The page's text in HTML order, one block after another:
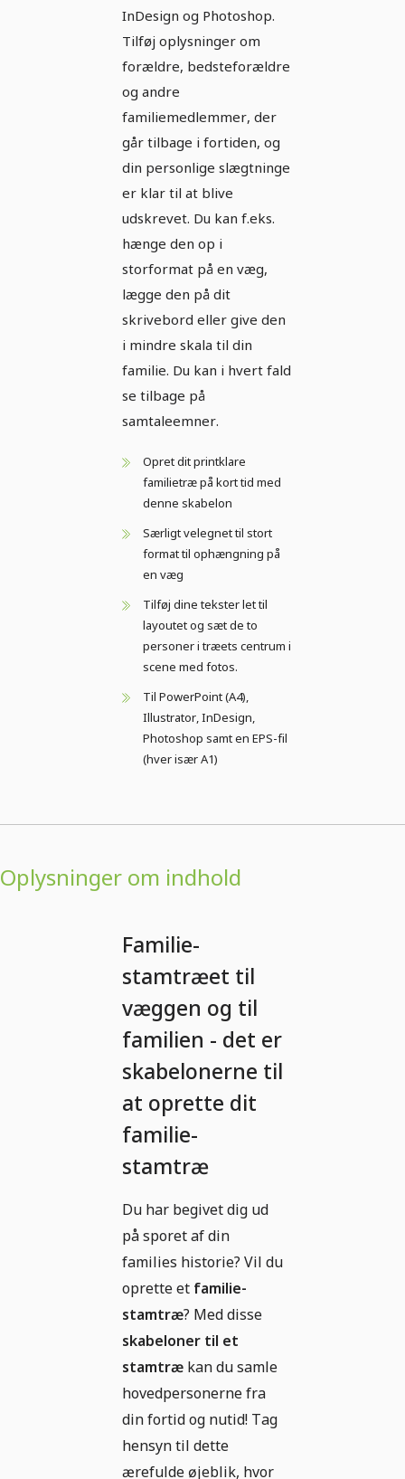
InDesign og Photoshop.
Tilføj oplysninger om
forældre, bedsteforældre
og andre
familiemedlemmer, der
går tilbage i fortiden, og
din personlige slægtninge
er klar til at blive
udskrevet. Du kan f.eks.
hænge den op i
storformat på en væg,
lægge den på dit
skrivebord eller give den
i mindre skala til din
familie. Du kan i hvert fald
se tilbage på
samtaleemner.
Opret dit printklare
familietræ på kort tid med
denne skabelon
Særligt velegnet til stort
format til ophængning på
en væg
Tilføj dine tekster let til
layoutet og sæt de to
personer i træets centrum i
scene med fotos.
Til PowerPoint (A4),
Illustrator, InDesign,
Photoshop samt en EPS-fil
(hver især A1)
Oplysninger om indhold
Familie-
stamtræet til
væggen og til
familien - det er
skabelonerne til
at oprette dit
familie-
stamtræ
Du har begivet dig ud
på sporet af din
families historie? Vil du
oprette et familie-
stamtræ? Med disse
skabeloner til et
stamtræ kan du samle
hovedpersonerne fra
din fortid og nutid! Tag
hensyn til dette
ærefulde øjeblik, hvor